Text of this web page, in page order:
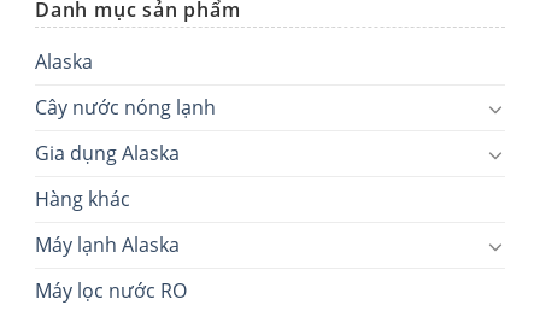
Danh mục sản phẩm
Alaska
Cây nước nóng lạnh
Gia dụng Alaska
Hàng khác
Máy lạnh Alaska
Máy lọc nước RO